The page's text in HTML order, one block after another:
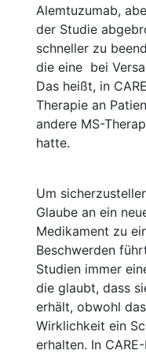
Alemtuzumab,
der Studie
schneller zu
die eine bei
Das heißt, in
Therapie an
andere MS-
hatte.
Um
Glaube an ein
Medikament zu
Beschwerden
Studien immer
die glaubt, dass
erhält, obwohl
Wirklichkeit ein
erhalten. In